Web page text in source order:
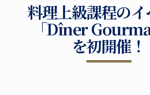
料理上級課程のイ
「Dîner
を初開催！